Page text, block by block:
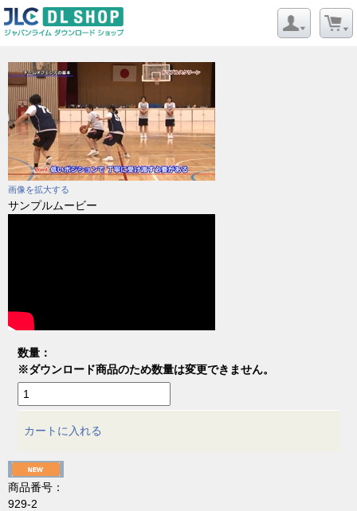
画像を拡大する
サンプルムービー
数量：
※ダウンロード商品のため数量は変更できません。
カートに入れる
商品番号：
929-2